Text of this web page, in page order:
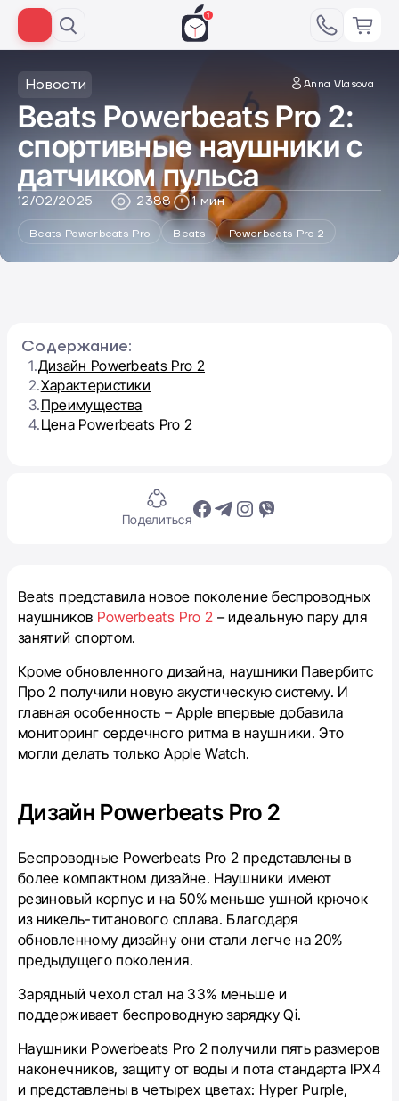
Новости Anna Vlasova
Beats Powerbeats Pro 2:
спортивные наушники с
датчиком пульса
12/02/2025 2388 1 мин
Beats Powerbeats Pro Beats Powerbeats Pro‌ 2
Поделиться
Beats представила новое поколение беспроводных
наушников Powerbeats Pro 2 – идеальную пару для
занятий спортом.
Кроме обновленного дизайна, наушники Павербитс
Про 2 получили новую акустическую систему. И
главная особенность – Apple впервые добавила
мониторинг сердечного ритма в наушники. Это
могли делать только Apple Watch.
Дизайн Powerbeats Pro 2
Беспроводные Powerbeats Pro‌ 2 представлены в
более компактном дизайне. Наушники имеют
резиновый корпус и на 50% меньше ушной крючок
из никель-титанового сплава. Благодаря
обновленному дизайну они стали легче на 20%
предыдущего поколения.
Зарядный чехол стал на 33% меньше и
поддерживает беспроводную зарядку Qi.
Наушники Powerbeats Pro 2 получили пять размеров
наконечников, защиту от воды и пота стандарта IPX4
и представлены в четырех цветах: Hyper Purple,
Содержание:
1.Дизайн Powerbeats Pro 2
2.Характеристики
3.Преимущества
4.Цена Powerbeats Pro 2